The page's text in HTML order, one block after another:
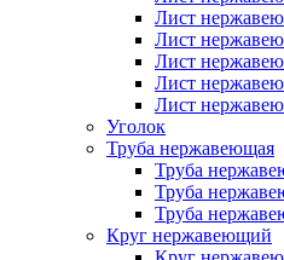
Лист
Лист
Лист
Лист
Лист
Уголок
Труба нержавеющая
Труба
Труба
Труба
Круг нержавеющий